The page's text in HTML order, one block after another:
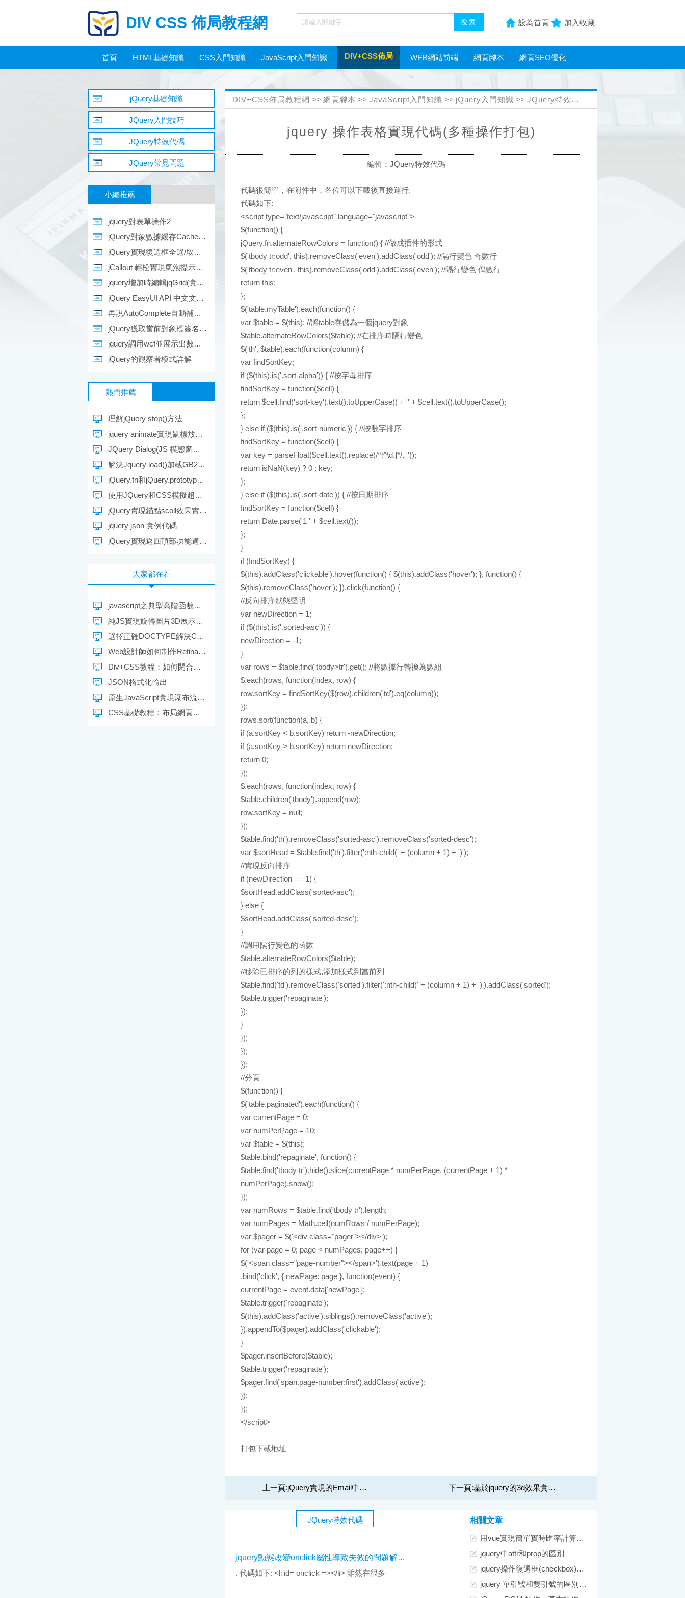
DIV CSS 佈局教程網 設為首頁 加入收藏
首頁 HTML基礎知識 CSS入門知識 JavaScript入門知識 DIV+CSS佈局 WEB網站前端 網頁腳本 網頁SEO優化
DIV+CSS佈局教程網 >> 網頁腳本 >> JavaScript入門知識 >> jQuery入門知識 >> JQuery特效代碼
jquery 操作表格實現代碼(多種操作打包)
編輯：JQuery特效代碼
代碼很簡單，在附件中，各位可以下載後直接運行.
代碼如下:
<script type="text/javascript" language="javascript">
$(function() {
jQuery.fn.alternateRowColors = function() { //做成插件的形式
$('tbody tr:odd', this).removeClass('even').addClass('odd'); //隔行變色 奇數行
$('tbody tr:even', this).removeClass('odd').addClass('even'); //隔行變色 偶數行
return this;
};
$('table.myTable').each(function() {
var $table = $(this); //將table存儲為一個jquery對象
$table.alternateRowColors($table); //在排序時隔行變色
$('th', $table).each(function(column) {
var findSortKey;
if ($(this).is('.sort-alpha')) { //按字母排序
findSortKey = function($cell) {
return $cell.find('sort-key').text().toUpperCase() + '' + $cell.text().toUpperCase();
};
} else if ($(this).is('.sort-numeric')) { //按數字排序
findSortKey = function($cell) {
var key = parseFloat($cell.text().replace(/^[^\d.]*/, ''));
return isNaN(key) ? 0 : key;
};
} else if ($(this).is('.sort-date')) { //按日期排序
findSortKey = function($cell) {
return Date.parse('1 ' + $cell.text());
};
}
if (findSortKey) {
$(this).addClass('clickable').hover(function() { $(this).addClass('hover'); }, function() {
$(this).removeClass('hover'); }).click(function() {
//反向排序狀態聲明
var newDirection = 1;
if ($(this).is('.sorted-asc')) {
newDirection = -1;
}
var rows = $table.find('tbody>tr').get(); //將數據行轉換為數組
$.each(rows, function(index, row) {
row.sortKey = findSortKey($(row).children('td').eq(column));
});
rows.sort(function(a, b) {
if (a.sortKey < b.sortKey) return -newDirection;
if (a.sortKey > b.sortKey) return newDirection;
return 0;
});
$.each(rows, function(index, row) {
$table.children('tbody').append(row);
row.sortKey = null;
});
$table.find('th').removeClass('sorted-asc').removeClass('sorted-desc');
var $sortHead = $table.find('th').filter(':nth-child(' + (column + 1) + ')');
//實現反向排序
if (newDirection == 1) {
$sortHead.addClass('sorted-asc');
} else {
$sortHead.addClass('sorted-desc');
}
//調用隔行變色的函數
$table.alternateRowColors($table);
//移除已排序的列的樣式,添加樣式到當前列
$table.find('td').removeClass('sorted').filter(':nth-child(' + (column + 1) + ')').addClass('sorted');
$table.trigger('repaginate');
});
}
});
});
});
//分頁
$(function() {
$('table.paginated').each(function() {
var currentPage = 0;
var numPerPage = 10;
var $table = $(this);
$table.bind('repaginate', function() {
$table.find('tbody tr').hide().slice(currentPage * numPerPage, (currentPage + 1) *
numPerPage).show();
});
var numRows = $table.find('tbody tr').length;
var numPages = Math.ceil(numRows / numPerPage);
var $pager = $('<div class="pager"></div>');
for (var page = 0; page < numPages; page++) {
$('<span class="page-number"></span>').text(page + 1)
.bind('click', { newPage: page }, function(event) {
currentPage = event.data['newPage'];
$table.trigger('repaginate');
$(this).addClass('active').siblings().removeClass('active');
}).appendTo($pager).addClass('clickable');
}
$pager.insertBefore($table);
$table.trigger('repaginate');
$pager.find('span.page-number:first').addClass('active');
});
});
</script>
打包下載地址
上一頁:jQuery實現的Email中的收件人效果（按del鍵刪除） 下一頁:基於jquery的3d效果實現代碼
JQuery特效代碼
jquery動態改變onclick屬性導致失效的問題解決方法
. 代碼如下: <li id= onclick =></li> 雖然在很多
相關文章
用vue實現簡單實時匯率計算功能
jquery中attr和prop的區別
jquery操作復選框(checkbox)的12個小技巧總結
jquery 單引號和雙引號的區別及使用注意
jQuery基礎知識
JQuery入門技巧
JQuery特效代碼
JQuery常見問題
小編推薦
jquery對表單操作2
jQuery對象數據緩存Cache原理及jQuery.data詳解
jQuery實現復選框全選/取消全選/反選及獲得選擇的值
jCallout 輕松實現氣泡提示功能
jquery增加時編輯jqGrid(實例代碼)
jQuery EasyUI API 中文文檔 - EasyLoader 加載器
再說AutoComplete自動補全之實現原理
jQuery獲取當前對象標簽名稱的方法
jquery調用wcf並展示出數據的方法
jQuery的觀察者模式詳解
熱門推薦
理解jQuery stop()方法
jquery animate實現鼠標放上去顯示離開隱藏效果
JQuery Dialog(JS 模態窗口,可拖拽的DIV)
解決Jquery load()加載GB2312頁面時出現亂碼的兩種方案
jQuery.fn和jQuery.prototype區別介紹
使用JQuery和CSS模擬超鏈接的用戶單擊事件的實現代碼
jQuery實現錨點scoll效果實例教程分析
jquery json 實例代碼
jQuery實現返回頂部功能適合不支持js的浏覽器
大家都在看
javascript之典型高階函數應用介紹
純JS實現旋轉圖片3D展示效果
選擇正確DOCTYPE解決CSS在網頁失效問題
Web設計師如何制作Retina顯屏設備的圖片
Div+CSS教程：如何閉合浮動元素？
JSON格式化輸出
原生JavaScript實現瀑布流布局
CSS基礎教程：布局網頁技巧的完全學習手冊